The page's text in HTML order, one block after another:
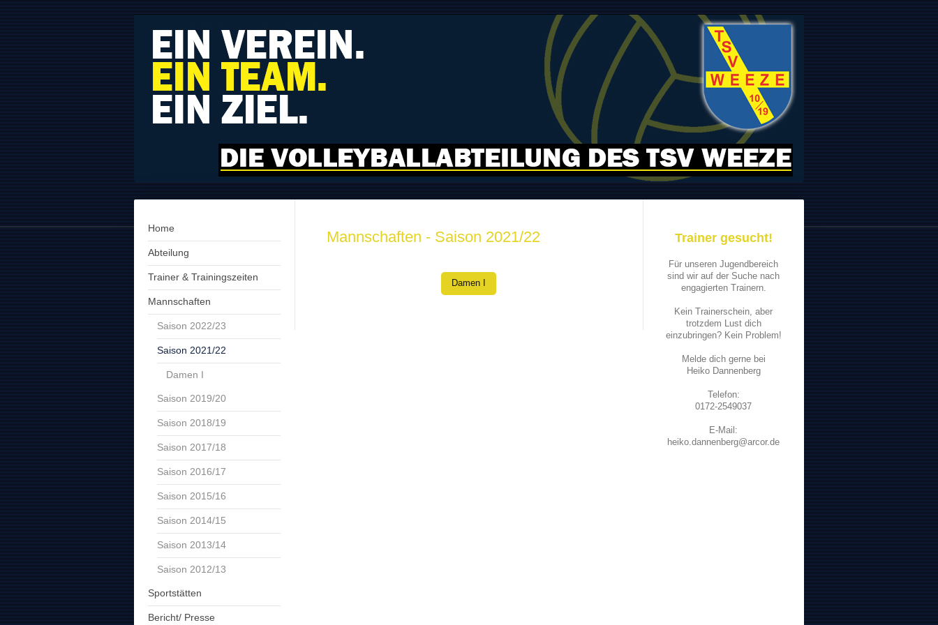
Home
Abteilung
Trainer & Trainingszeiten
Mannschaften
Saison 2022/23
Saison 2021/22
Damen I
Saison 2019/20
Saison 2018/19
Saison 2017/18
Saison 2016/17
Saison 2015/16
Saison 2014/15
Saison 2013/14
Saison 2012/13
Sportstätten
Bericht/ Presse
Mannschaften - Saison 2021/22
Damen I
Trainer gesucht!
Für unseren Jugendbereich
sind wir auf der Suche nach
engagierten Trainern.
Kein Trainerschein, aber
trotzdem Lust dich
einzubringen? Kein Problem!
Melde dich gerne bei
Heiko Dannenberg
Telefon:
0172-2549037
E-Mail:
heiko.dannenberg@arcor.de